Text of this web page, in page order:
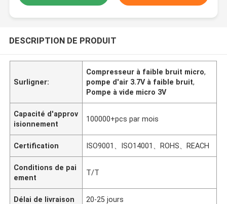
DESCRIPTION DE PRODUIT
Surligner:
Compresseur à faible bruit micro,
pompe d'air 3.7V à faible bruit,
Pompe à vide micro 3V
Capacité d'approv
isionnement
100000+pcs par mois
Certification ISO9001、ISO14001、ROHS、REACH
Conditions de pai
ement
T/T
Délai de livraison 20-25 jours